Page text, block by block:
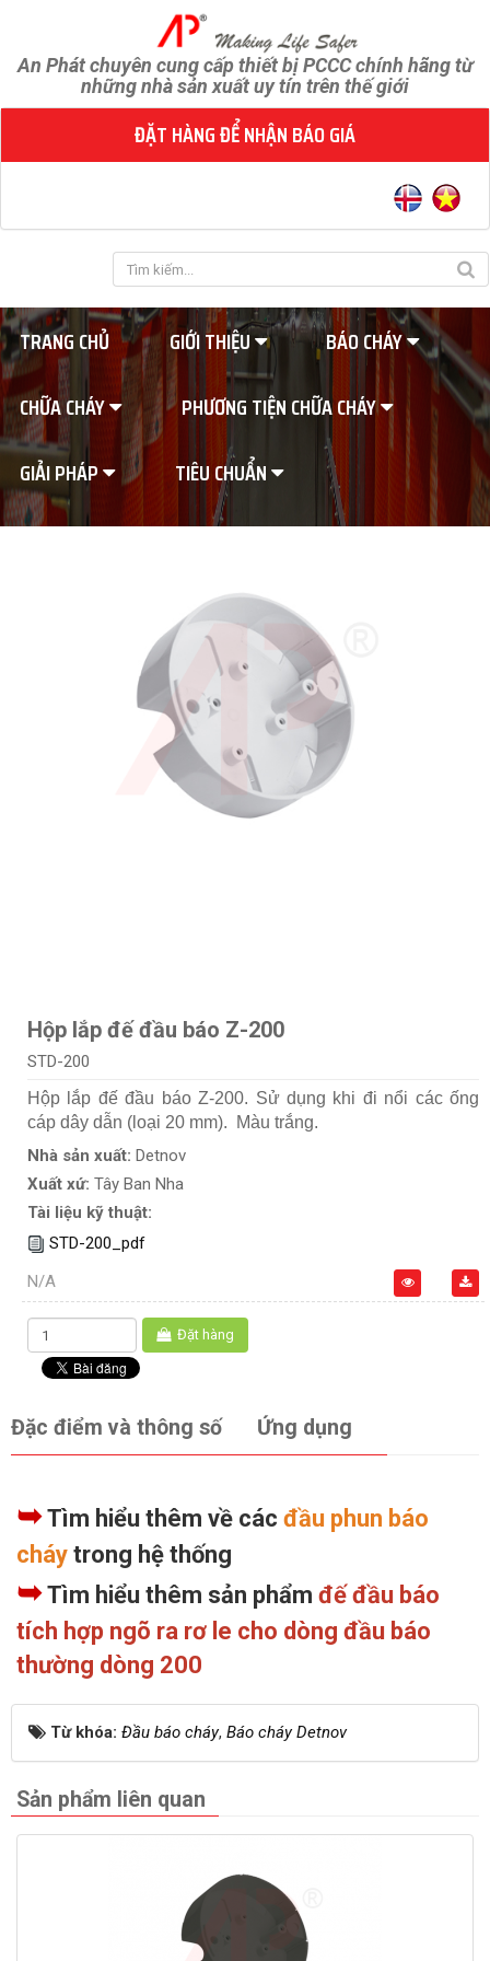
An Phát chuyên cung cấp thiết bị PCCC chính hãng từ
những nhà sản xuất uy tín trên thế giới
ĐẶT HÀNG ĐỂ NHẬN BÁO GIÁ
TRANG CHỦ GIỚI THIỆU
BÁO CHÁY
CHỮA CHÁY
PHƯƠNG TIỆN CHỮA CHÁY
GIẢI PHÁP
TIÊU CHUẨN
Hộp lắp đế đầu báo Z-200
STD-200
Hộp lắp đế đầu báo Z-200. Sử dụng khi đi nổi các ống
cáp dây dẫn (loại 20 mm). Màu trắng.
Nhà sản xuất: Detnov
Xuất xứ: Tây Ban Nha
Tài liệu kỹ thuật:
STD-200_pdf
N/A
Đặt hàng
Đặc điểm và thông số Ứng dụng
➥Tìm hiểu thêm về các đầu phun báo
cháy trong hệ thống
➥Tìm hiểu thêm sản phẩm đế đầu báo
tích hợp ngõ ra rơ le cho dòng đầu báo
thường dòng 200
Từ khóa: Đầu báo cháy, Báo cháy Detnov
Sản phẩm liên quan